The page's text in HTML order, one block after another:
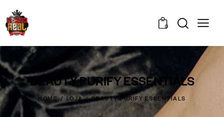
0
BEAUTY PURIFY ESSENTIALS
HOME LOJA BEAUTY PURIFY ESSENTIALS